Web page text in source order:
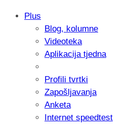
Samsung otkrio
donijelo tanje i
Plus
Blog, kolumne
Videoteka
Aplikacija tjedna
Profili tvrtki
Zapošljavanja
Anketa
Internet speedtest